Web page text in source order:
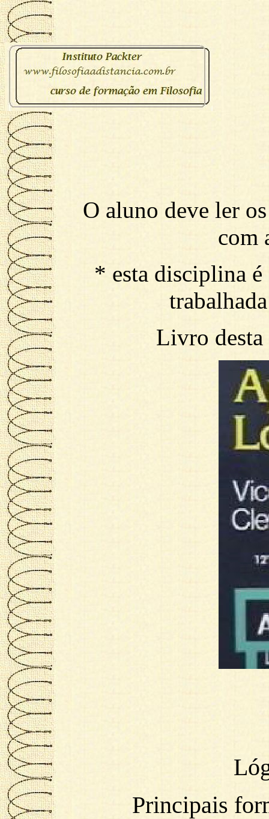
O aluno deve ler
com
* esta disciplina
Livro
Principais